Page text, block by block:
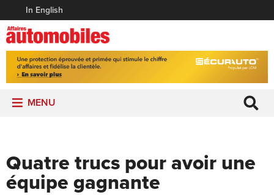
In English
MENU
Quatre trucs pour avoir une
équipe gagnante